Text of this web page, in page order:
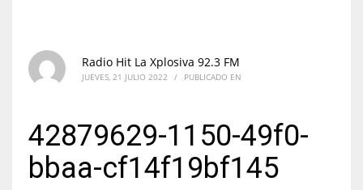
Radio Hit La Xplosiva 92.3 FM
JUEVES, 21 JULIO 2022 / PUBLICADO EN
42879629-1150-49f0-
bbaa-cf14f19bf145